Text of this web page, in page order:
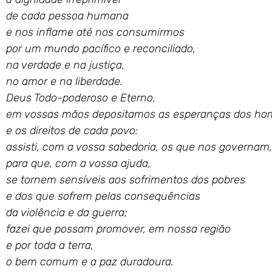
de cada pessoa humana
e nos inflame até nos consumirmos
por um mundo pacífico e reconciliado,
na verdade e na justiça,
no amor e na liberdade.
Deus Todo-poderoso e Eterno,
em vossas mãos depositamos as esperanças dos
e os direitos de cada povo:
assisti, com a vossa sabedoria, os que nos governam,
para que, com a vossa ajuda,
se tornem sensíveis aos sofrimentos dos pobres
e dos que sofrem pelas consequências
da violência e da guerra;
fazei que possam promover, em nossa região
e por toda a terra,
o bem comum e a paz duradoura.